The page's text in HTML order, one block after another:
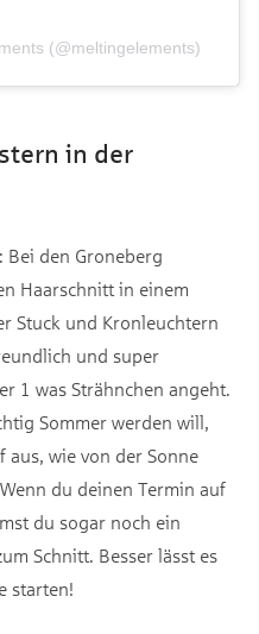
(@meltingelements)
in der
Bei den Groneberg
Haarschnitt in einem
Stuck und Kronleuchtern
und super
1 was Strähnchen angeht.
Sommer werden will,
aus, wie von der Sonne
du deinen Termin auf
du sogar noch ein
Schnitt. Besser lässt es
starten!